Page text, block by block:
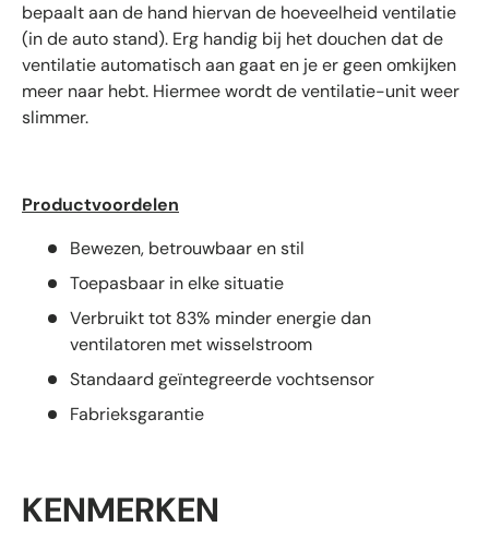
bepaalt aan de hand hiervan de hoeveelheid ventilatie
(in de auto stand). Erg handig bij het douchen dat de
ventilatie automatisch aan gaat en je er geen omkijken
meer naar hebt. Hiermee wordt de ventilatie-unit weer
slimmer.
Productvoordelen
Bewezen, betrouwbaar en stil
Toepasbaar in elke situatie
Verbruikt tot 83% minder energie dan
ventilatoren met wisselstroom
Standaard geïntegreerde vochtsensor
Fabrieksgarantie
KENMERKEN